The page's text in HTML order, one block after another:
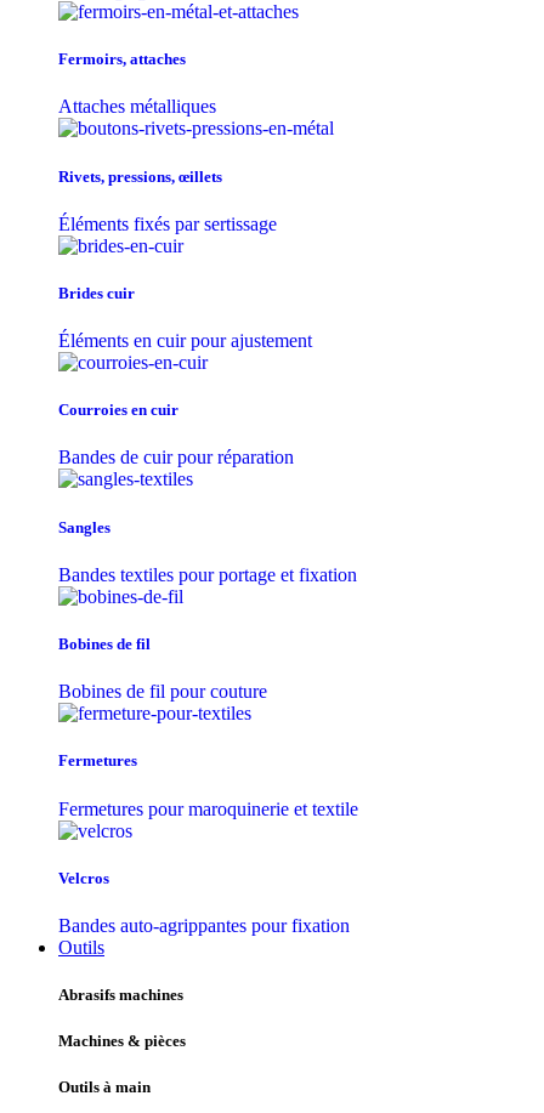
Fermoirs, attaches
Attaches métalliques
Rivets, pressions, œillets
Éléments fixés par sertissage
Brides cuir
Éléments en cuir pour ajustement
Courroies en cuir
Bandes de cuir pour réparation
Sangles
Bandes textiles pour portage et fixation
Bobines de fil
Bobines de fil pour couture
Fermetures
Fermetures pour maroquinerie et textile
Velcros
Bandes auto-agrippantes pour fixation
Outils
Abrasifs machines
Machines & pièces
Outils à main